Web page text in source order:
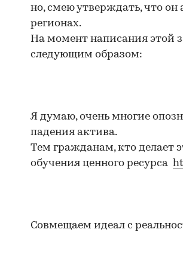
но, смею утверждать, что
регионах.
На момент написания этой
следующим образом:
Я думаю, очень многие
падения актива.
Тем гражданам, кто делает
обучения ценного ресурса
Совмещаем идеал с